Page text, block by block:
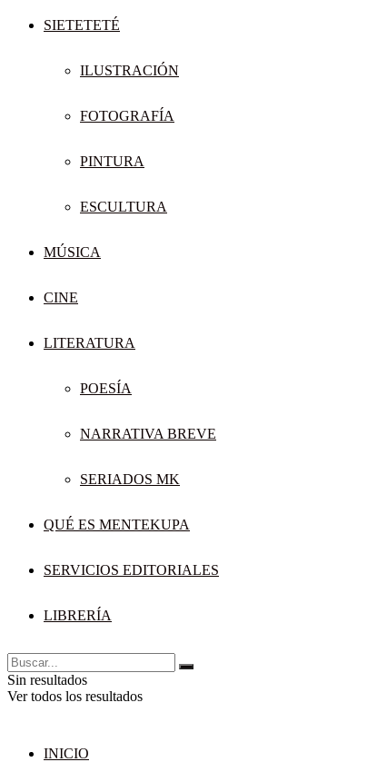
SIETETETÉ
ILUSTRACIÓN
FOTOGRAFÍA
PINTURA
ESCULTURA
MÚSICA
CINE
LITERATURA
POESÍA
NARRATIVA BREVE
SERIADOS MK
QUÉ ES MENTEKUPA
SERVICIOS EDITORIALES
LIBRERÍA
Sin resultados
Ver todos los resultados
INICIO